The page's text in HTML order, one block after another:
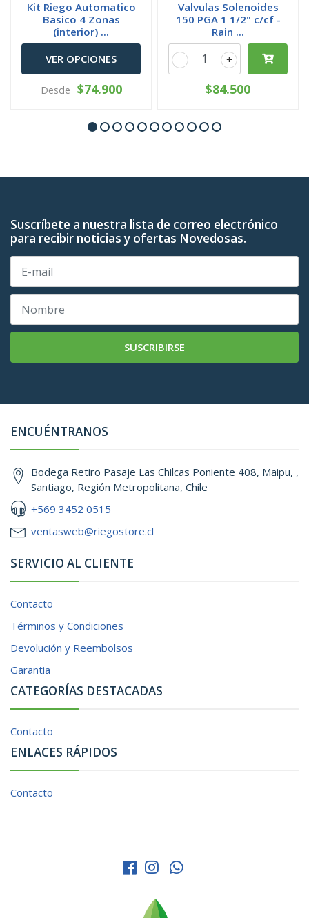
Kit Riego Automatico
Basico 4 Zonas
(interior) ...
VER OPCIONES
Desde $74.900
Valvulas Solenoides
150 PGA 1 1/2" c/cf -
Rain ...
+
-
$84.500
Suscríbete a nuestra lista de correo electrónico
para recibir noticias y ofertas Novedosas.
SUSCRIBIRSE
ENCUÉNTRANOS
Bodega Retiro Pasaje Las Chilcas Poniente 408, Maipu, ,
Santiago, Región Metropolitana, Chile
+569 3452 0515
ventasweb@riegostore.cl
SERVICIO AL CLIENTE
Contacto
Términos y Condiciones
Devolución y Reembolsos
Garantia
CATEGORÍAS DESTACADAS
Contacto
ENLACES RÁPIDOS
Contacto